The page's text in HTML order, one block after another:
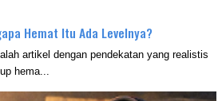
Hemat Itu Ada Levelnya?
artikel dengan pendekatan yang realistis
hema...